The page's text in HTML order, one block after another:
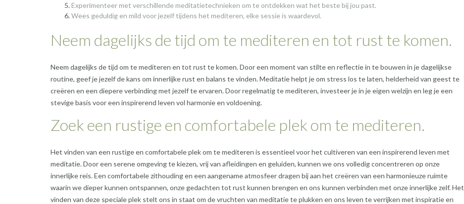
Experimenteer met verschillende meditatietechnieken om te ontdekken wat het beste bij jou past.
Wees geduldig en mild voor jezelf tijdens het mediteren, elke sessie is waardevol.
Neem dagelijks de tijd om te mediteren en tot rust te komen.
Neem dagelijks de tijd om te mediteren en tot rust te komen. Door een moment van stilte en reflectie in te bouwen in je dagelijkse
routine, geef je jezelf de kans om innerlijke rust en balans te vinden. Meditatie helpt je om stress los te laten, helderheid van geest te
creëren en een diepere verbinding met jezelf te ervaren. Door regelmatig te mediteren, investeer je in je eigen welzijn en leg je een
stevige basis voor een inspirerend leven vol harmonie en voldoening.
Zoek een rustige en comfortabele plek om te mediteren.
Het vinden van een rustige en comfortabele plek om te mediteren is essentieel voor het cultiveren van een inspirerend leven met
meditatie. Door een serene omgeving te kiezen, vrij van afleidingen en geluiden, kunnen we ons volledig concentreren op onze
innerlijke reis. Een comfortabele zithouding en een aangename atmosfeer dragen bij aan het creëren van een harmonieuze ruimte
waarin we dieper kunnen ontspannen, onze gedachten tot rust kunnen brengen en ons kunnen verbinden met onze innerlijke zelf. Het
vinden van deze speciale plek stelt ons in staat om de vruchten van meditatie te plukken en ons leven te verrijken met inspiratie en